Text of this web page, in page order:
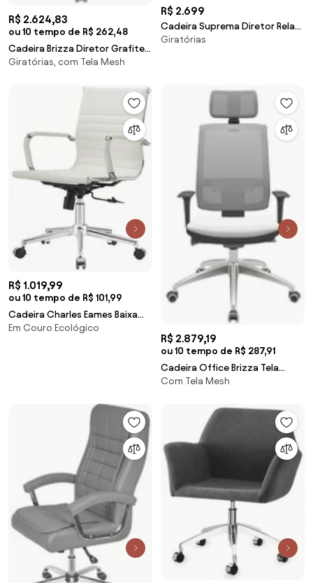
R$ 2.624,83
ou 10 tempo de R$ 262,48
Cadeira Brizza Diretor Grafite
Tela Branca Assento Vinil Preto
Giratórias, com Tela Mesh
R$ 2.699
Cadeira Suprema Diretor Relax
Plax -
Giratórias
R$ 1.019,99
ou 10 tempo de R$ 101,99
Cadeira Charles Eames Baixa
Branca Base Cromada - 73488
Em Couro Ecológico
R$ 2.879,19
ou 10 tempo de R$ 287,91
Cadeira Office Brizza Tela
Cinza Com Encosto Assento
126cm - 63196 Sun House
Com Tela Mesh